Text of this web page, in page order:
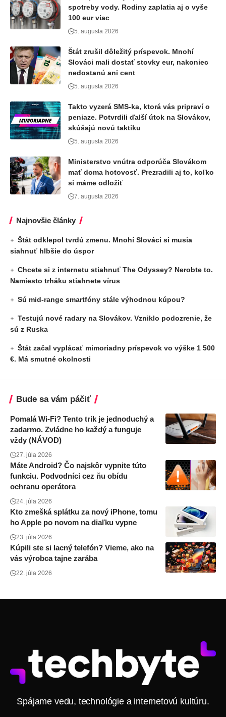
spotreby vody. Rodiny zaplatia aj o vyše
100 eur viac
5. augusta 2026
Štát zrušil dôležitý príspevok. Mnohí
Slováci mali dostať stovky eur, nakoniec
nedostanú ani cent
5. augusta 2026
Takto vyzerá SMS-ka, ktorá vás pripraví o
peniaze. Potvrdili ďalší útok na Slovákov,
skúšajú novú taktiku
5. augusta 2026
Ministerstvo vnútra odporúča Slovákom
mať doma hotovosť. Prezradili aj to, koľko
si máme odložiť
7. augusta 2026
Najnovšie články
Štát odklepol tvrdú zmenu. Mnohí Slováci si musia
siahnuť hlbšie do úspor
Chcete si z internetu stiahnuť The Odyssey? Nerobte to.
Namiesto trháku stiahnete vírus
Sú mid-range smartfóny stále výhodnou kúpou?
Testujú nové radary na Slovákov. Vzniklo podozrenie, že
sú z Ruska
Štát začal vyplácať mimoriadny príspevok vo výške 1 500
€. Má smutné okolnosti
Bude sa vám páčiť
Pomalá Wi-Fi? Tento trik je jednoduchý a
zadarmo. Zvládne ho každý a funguje
vždy (NÁVOD)
27. júla 2026
Máte Android? Čo najskôr vypnite túto
funkciu. Podvodníci cez ňu obídu
ochranu operátora
24. júla 2026
Kto zmešká splátku za nový iPhone, tomu
ho Apple po novom na diaľku vypne
23. júla 2026
Kúpili ste si lacný telefón? Vieme, ako na
vás výrobca tajne zarába
22. júla 2026
Spájame vedu, technológie a internetovú kultúru.